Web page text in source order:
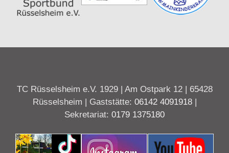
TC Rüsselsheim e.V. 1929 | Am Ostpark 12 | 65428
Rüsselsheim | Gaststätte: 06142 4091918|
Sekretariat: 0179 1375180